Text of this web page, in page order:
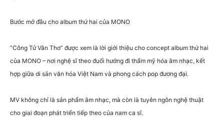
Bước mở đầu cho album thứ hai của MONO
“Công Tử Văn Thơ” được xem là lời giới thiệu cho concept album thứ hai
của MONO – nơi nghệ sĩ theo đuổi hướng đi thẩm mỹ hóa âm nhạc, kết
hợp giữa di sản văn hóa Việt Nam và phong cách pop đương đại.
MV không chỉ là sản phẩm âm nhạc, mà còn là tuyên ngôn nghệ thuật
cho giai đoạn phát triển tiếp theo của nam ca sĩ.